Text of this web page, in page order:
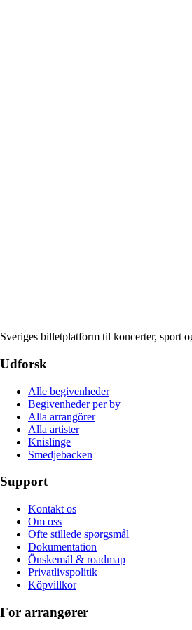
Sveriges billetplatform til koncerter, sport
Udforsk
Alle begivenheder
Begivenheder per by
Alla arrangörer
Alla artister
Knislinge
Smedjebacken
Support
Kontakt os
Om oss
Ofte stillede spørgsmål
Dokumentation
Önskemål & roadmap
Privatlivspolitik
Köpvillkor
For arrangører